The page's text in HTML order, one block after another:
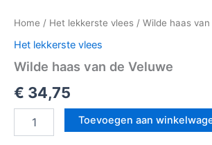
Home / Het lekkerste vlees / Wilde haas
Het lekkerste vlees
Wilde haas van de Veluwe
€ 34,75
Toevoegen aan